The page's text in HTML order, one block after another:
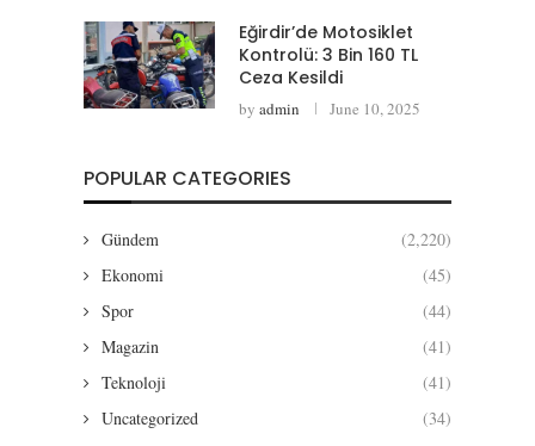
Eğirdir’de Motosiklet
Kontrolü: 3 Bin 160 TL
Ceza Kesildi
by admin June 10, 2025
POPULAR CATEGORIES
Gündem
(2,220)
Ekonomi
(45)
Spor
(44)
Magazin
(41)
Teknoloji
(41)
Uncategorized
(34)